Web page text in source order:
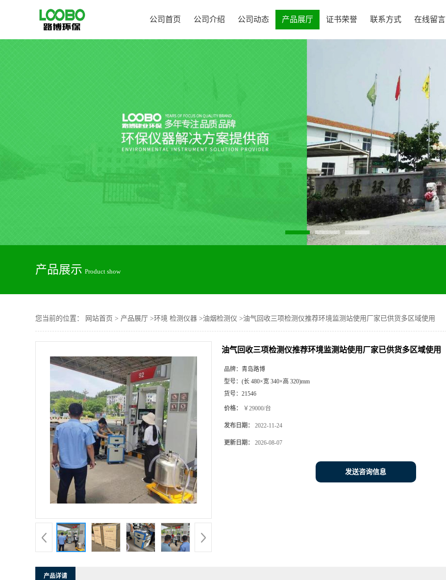
公司首页 公司介绍 公司动态 产品展厅 证书荣誉 联系方式 在线留言
产品展示 Product show
您当前的位置： 网站首页 > 产品展厅 >环境 检测仪器 >油烟检测仪 >油气回收三项检测仪推荐环境监测站使用厂家已供货多区域使用
油气回收三项检测仪推荐环境监测站使用厂家已供货多区域使用
品牌： 青岛路博
型号： (长 480×宽 340×高 320)mm
货号： 21546
价格： ￥29000/台
发布日期： 2022-11-24
更新日期： 2026-08-07
发送咨询信息
产品详请